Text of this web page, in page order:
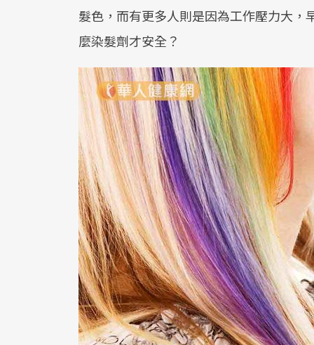
髮色，而有更多人則是因為工作壓力大
麼染髮劑才安全？